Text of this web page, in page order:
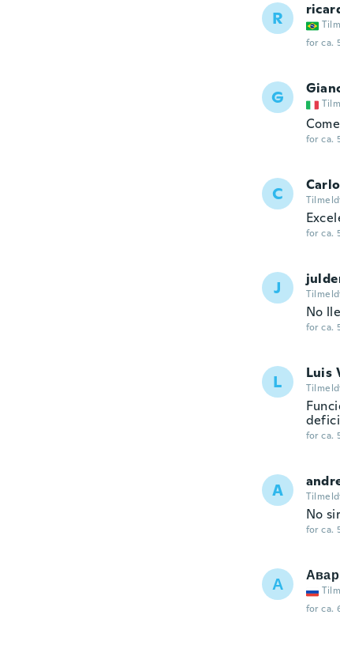
R
for ca.
G
for ca.
C
for ca.
J
No
for ca.
L Luis
for ca.
A
No
for ca.
А
for ca.